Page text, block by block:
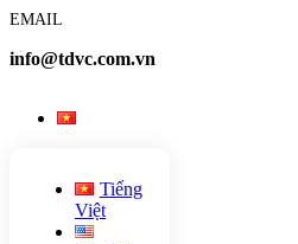
EMAIL
info@tdvc.com.vn
Tiếng
Việt